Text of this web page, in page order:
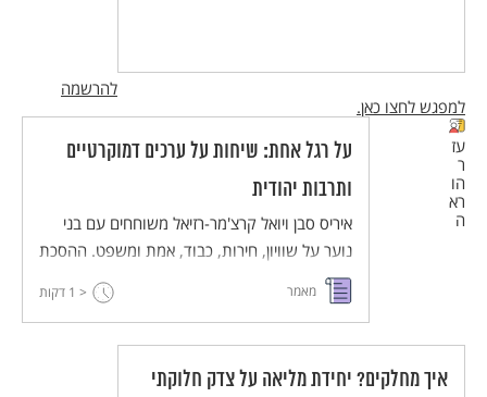
להרשמה
למפגש לחצו כאן.
עז
ר
הו
רא
ה
על רגל אחת: שיחות על ערכים דמוקרטיים
ותרבות יהודית
איריס סבן ויואל קרצ'מר-רזיאל משוחחים עם בני
נוער על שוויון, חירות, כבוד, אמת ומשפט. ההסכת
מיועד לשילוב בהוראה בחטיבת הביניים במקצועות
החברה והרוח, ויש בו חמישה עשר פרקים באורך
מאמר < 1 דקות
איך מחלקים? יחידת מליאה על צדק חלוקתי